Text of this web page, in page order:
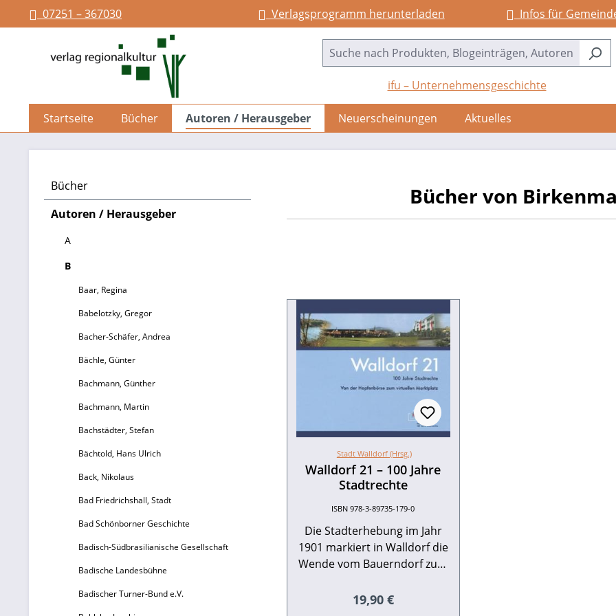
Zur Hauptnavigation springen
07251 – 367030 Verlagsprogramm herunterladen Infos für
ifu – Unternehmensgeschichte
Startseite Bücher Autoren / Herausgeber Neuerscheinungen Aktuelles
Bücher
Autoren / Herausgeber
A
B
Baar, Regina
Babelotzky, Gregor
Bacher-Schäfer, Andrea
Bächle, Günter
Bachmann, Günther
Bachmann, Martin
Bachstädter, Stefan
Bächtold, Hans Ulrich
Back, Nikolaus
Bad Friedrichshall, Stadt
Bad Schönborner Geschichte
Badisch-Südbrasilianische Gesellschaft
Badische Landesbühne
Badischer Turner-Bund e.V.
Bücher von
Stadt Walldorf (Hrsg.)
Walldorf 21 – 100 Jahre
Stadtrechte
ISBN 978-3-89735-179-0
Die Stadterhebung im Jahr
1901 markiert in Walldorf die
Wende vom Bauerndorf zum
Zu Beginn des
Regulärer Preis:
19,90 €